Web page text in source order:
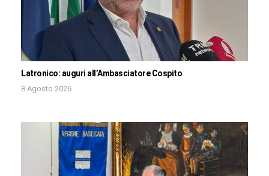
Latronico: auguri all’Ambasciatore Cospito
8 Agosto 2026